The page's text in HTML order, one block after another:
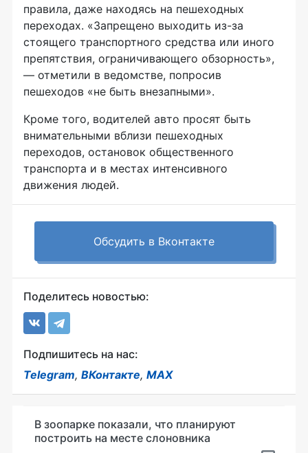
правила, даже находясь на пешеходных
переходах. «Запрещено выходить из-за
стоящего транспортного средства или иного
препятствия, ограничивающего обзорность»,
— отметили в ведомстве, попросив
пешеходов «не быть внезапными».
Кроме того, водителей авто просят быть
внимательными вблизи пешеходных
переходов, остановок общественного
транспорта и в местах интенсивного
движения людей.
Обсудить в Вконтакте
Поделитесь новостью:
Подпишитесь на нас:
Telegram, ВКонтакте, MAX
В зоопарке показали, что планируют
построить на месте слоновника